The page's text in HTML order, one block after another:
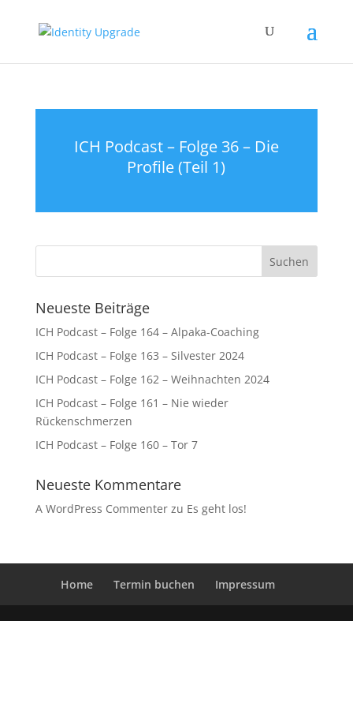
ICH Podcast – Folge 36 – Die
Profile (Teil 1)
Neueste Beiträge
ICH Podcast – Folge 164 – Alpaka-Coaching
ICH Podcast – Folge 163 – Silvester 2024
ICH Podcast – Folge 162 – Weihnachten 2024
ICH Podcast – Folge 161 – Nie wieder
Rückenschmerzen
ICH Podcast – Folge 160 – Tor 7
Neueste Kommentare
A WordPress Commenterzu Es geht los!
Home Termin buchen Impressum